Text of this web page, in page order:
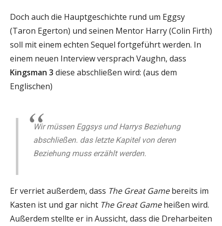
Doch auch die Hauptgeschichte rund um Eggsy
(Taron Egerton) und seinen Mentor Harry (Colin Firth)
soll mit einem echten Sequel fortgeführt werden. In
einem neuen Interview versprach Vaughn, dass
Kingsman 3 diese abschließen wird: (aus dem
Englischen)
Wir müssen Eggsys und Harrys Beziehung
abschließen. das letzte Kapitel von deren
Beziehung muss erzählt werden.
Er verriet außerdem, dass The Great Gamebereits im
Kasten ist und gar nicht The Great Gameheißen wird.
Außerdem stellte er in Aussicht, dass die Dreharbeiten